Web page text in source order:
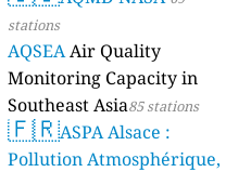
stations
AQSEAAir Quality
Monitoring Capacity in
Southeast Asia85 stations
🇫🇷ASPA Alsace :
Pollution Atmosphérique,